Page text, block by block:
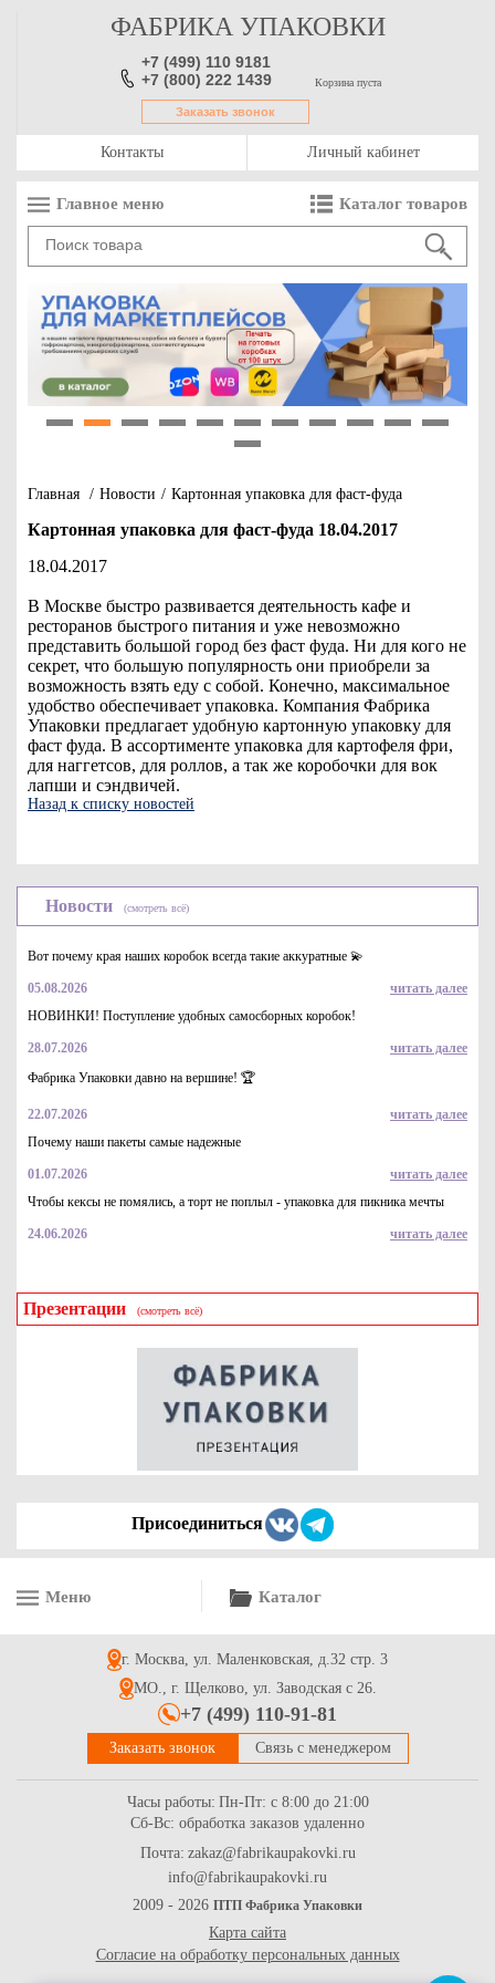
ФАБРИКА УПАКОВКИ
+7 (499) 110 9181
+7 (800) 222 1439
Заказать звонок
Корзина пуста
Контакты Личный кабинет
Главное меню Каталог товаров
Главная / Новости / Картонная упаковка для фаст-фуда
Картонная упаковка для фаст-фуда 18.04.2017
18.04.2017
В Москве быстро развивается деятельность кафе и
ресторанов быстрого питания и уже невозможно
представить большой город без фаст фуда. Ни для кого не
секрет, что большую популярность они приобрели за
возможность взять еду с собой. Конечно, максимальное
удобство обеспечивает упаковка. Компания Фабрика
Упаковки предлагает удобную картонную упаковку для
фаст фуда. В ассортименте упаковка для картофеля фри,
для наггетсов, для роллов, а так же коробочки для вок
лапши и сэндвичей.
Назад к списку новостей
Новости (смотреть всё)
Вот почему края наших коробок всегда такие аккуратные 💫
05.08.2026
читать далее
НОВИНКИ! Поступление удобных самосборных коробок!
28.07.2026
читать далее
Фабрика Упаковки давно на вершине! 🏆
22.07.2026
читать далее
Почему наши пакеты самые надежные
01.07.2026
читать далее
Чтобы кексы не помялись, а торт не поплыл - упаковка для пикника мечты
24.06.2026 читать далее
Презентации (смотреть всё)
Присоединиться
Меню Каталог
г. Москва, ул. Маленковская, д.32 стр. 3
МО., г. Щелково, ул. Заводская с 26.
+7 (499) 110-91-81
Заказать звонок Связь с менеджером
Часы работы: Пн-Пт: с 8:00 до 21:00
Сб-Вс: обработка заказов удаленно
Почта: zakaz@fabrikaupakovki.ru
info@fabrikaupakovki.ru
2009 - 2026 ПТП Фабрика Упаковки
Карта сайта
Согласие на обработку персональных данных